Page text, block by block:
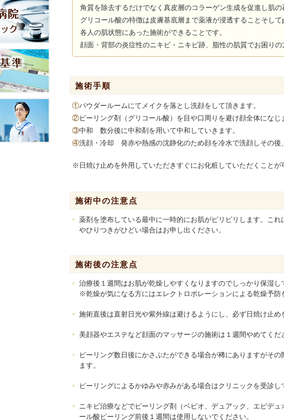
角質を除去するだけでなく真皮層のコラーゲン生成を促進し肌の
グリコール酸の特徴は皮膚基底層まで薬液が浸透することそし
各人の肌状態にあった施術ができることです。
顔面・背部の炎症性のニキビ・ニキビ跡、脂性の肌質でお困りの
施術手順
①パウダールームにてメイクを落とし洗顔をして頂きます。
②ピーリング剤（グリコール酸）を目や口周りを避け顔全体になじ
③中和 数分後に中和剤を用いて中和していきます。
④洗顔・冷却 発赤や熱感の沈静化のため顔を冷水で洗顔しその後
※日焼け止めを外用していただきすぐにお化粧していただくことが
施術中の注意点
薬剤を塗布している最中に一時的にお肌がピリピリします。こ
やひりつきがひどい場合はお申し出ください。
施術後の注意点
治療後１週間はお肌が乾燥しやすくなりますのでしっかり保湿し
※乾燥が気になる方にはエレクトロポレーションによる乾燥予防
施術直後は直射日光や紫外線は避けるようにし、必ず日焼け止め
美顔器やエステなど顔面のマッサージの施術は１週間やめてくだ
ピーリング数日後にかさぶたができる場合が稀にありますがそ
ます。
ピーリングによるかゆみや赤みがある場合はクリニックを受診し
ニキビ治療などでピーリング剤（ベピオ、デュアック、エピデ
ール酸ピーリング前後１週間は使用しないでください。